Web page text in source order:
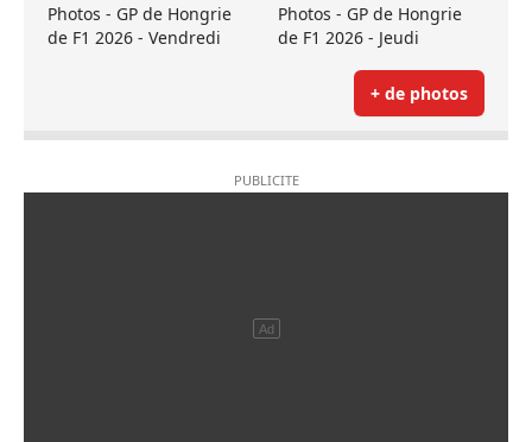
Photos - GP de Hongrie
de F1 2026 - Vendredi
Photos - GP de Hongrie
de F1 2026 - Jeudi
+ de photos